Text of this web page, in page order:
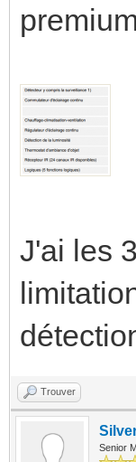
J'ai les
Trouver
Senior